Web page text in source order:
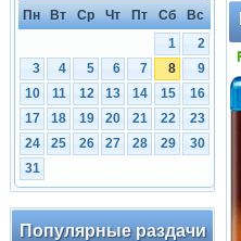
Пн Вт Ср Чт Пт Сб
Вс
1
2
3
4 5 6 7 8
9
10
11 12 13 14 15
16
17
18 19 20 21 22
23
24
25 26 27 28 29
30
31
Популярные раздачи